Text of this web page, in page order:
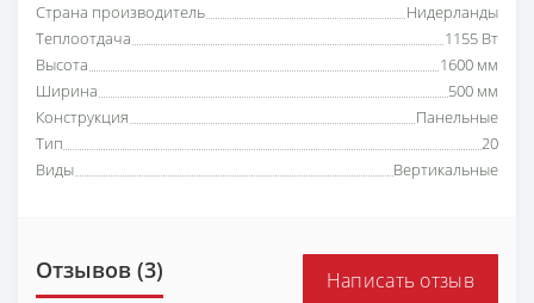
Страна производитель
Нидерланды
Теплоотдача
1155 Вт
Высота
1600 мм
Ширина
500 мм
Конструкция
Панельные
Тип
20
Виды
Вертикальные
Отзывов (3) Написать отзыв